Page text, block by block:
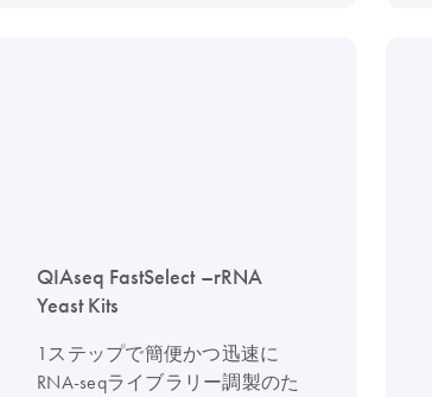
QIAseq FastSelect –rRNA
Yeast Kits
1ステップで簡便かつ迅速に
RNA-seqライブラリー調製のた